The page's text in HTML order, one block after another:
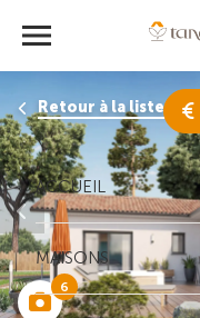
ACCUEIL
MAISONS
Retour à la liste
6